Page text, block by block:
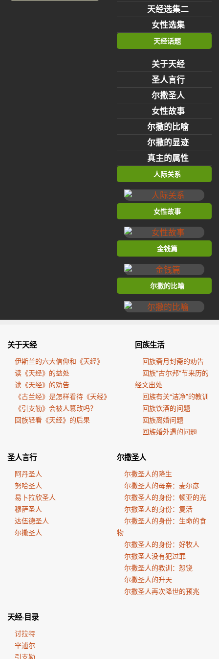
天经选集二
女性选集
天经话题
关于天经
圣人言行
尔撒圣人
女性故事
尔撒的比喻
尔撒的显迹
真主的属性
人际关系
女性故事
金钱篇
尔撒的比喻
关于天经
伊斯兰的六大信仰和《天经》
读《天经》的益处
读《天经》的劝告
《古兰经》是怎样看待《天经》
《引支勒》会被人篡改吗？
回族轻看《天经》的后果
回族生活
回族斋月封斋的劝告
回族"古尔邦"节来历的
经文出处
回族有关“洁净”的教训
回族饮酒的问题
回族离婚问题
回族婚外遇的问题
圣人言行
阿丹圣人
努哈圣人
易卜拉欣圣人
穆萨圣人
达伍德圣人
尔撒圣人
尔撒圣人
尔撒圣人的降生
尔撒圣人的母亲：麦尔彦
尔撒圣人的身份：顿亚的光
尔撒圣人的身份：复活
尔撒圣人的身份：生命的食
物
尔撒圣人的身份：好牧人
尔撒圣人没有犯过罪
尔撒圣人的教训：恕饶
尔撒圣人的升天
尔撒圣人再次降世的预兆
天经·目录
讨拉特
宰逋尔
引支勒